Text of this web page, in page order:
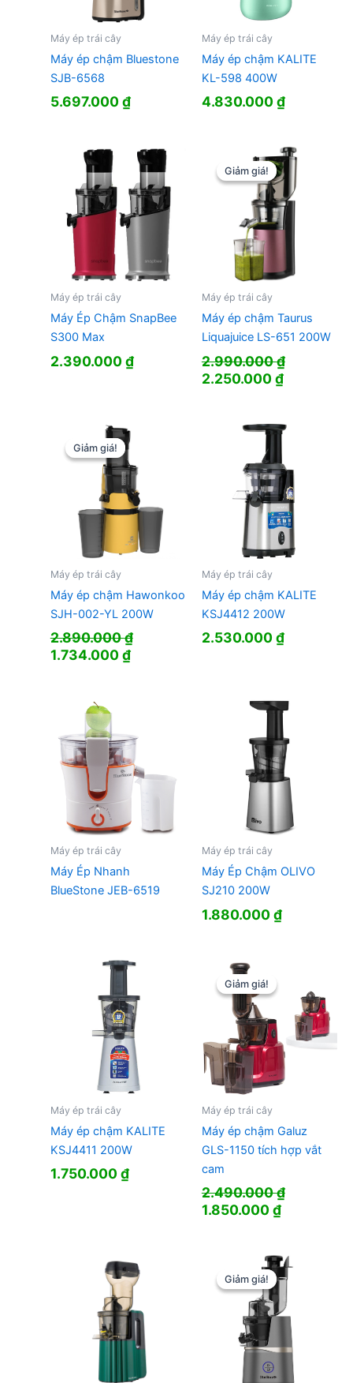
Máy ép trái cây
Máy ép chậm Bluestone
SJB-6568
5.697.000₫
Máy ép trái cây
Máy ép chậm KALITE
KL-598 400W
4.830.000₫
Máy ép trái cây
Máy Ép Chậm SnapBee
S300 Max
2.390.000₫
Giảm giá!
Giảm giá!
Máy ép trái cây
Máy ép chậm Taurus
Liquajuice LS-651 200W
2.990.000₫
Giá
2.990.000 ₫.
2.250.000₫Giá
là:
Giảm giá!
Giảm giá!
Máy ép trái cây
Máy ép chậm Hawonkoo
SJH-002-YL 200W
2.890.000₫
Giá
2.890.000 ₫.
1.734.000₫Giá
Máy ép trái cây
Máy ép chậm KALITE
KSJ4412 200W
2.530.000₫
Máy ép trái cây
Máy Ép Nhanh
BlueStone JEB-6519
Máy ép trái cây
Máy Ép Chậm OLIVO
SJ210 200W
1.880.000₫
Máy ép trái cây
Máy ép chậm KALITE
KSJ4411 200W
1.750.000₫
Giảm giá!
Giảm giá!
Máy ép trái cây
Máy ép chậm Galuz
GLS-1150 tích hợp vắt
cam
2.490.000₫
Giá
2.490.000 ₫.
1.850.000₫Giá
là:
1.850.000
Giảm giá!
Giảm giá!